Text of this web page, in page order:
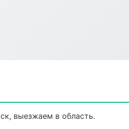
выезжаем в область.